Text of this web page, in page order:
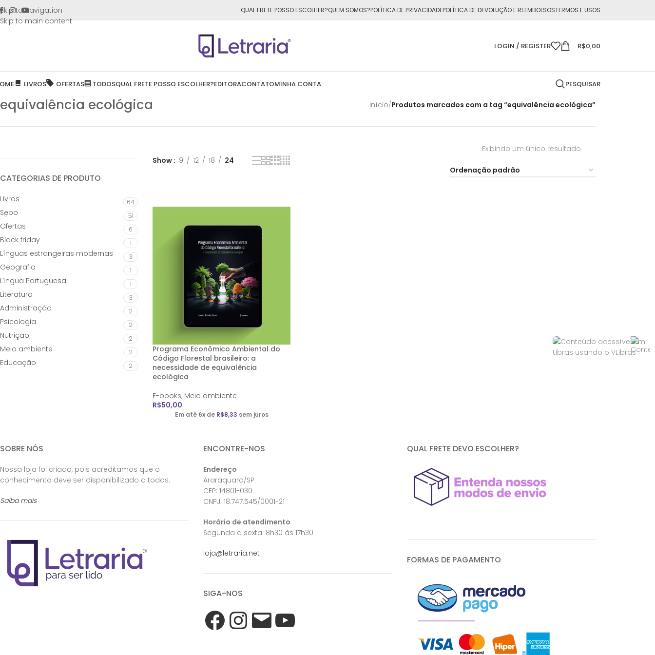
Skip to navigation
Skip to main content
para todo o Brasil nas compras acima de R$50,00
QUAL FRETE POSSO ESCOLHER?QUEM SOMOS?POLÍTICA DE PRIVACIDADEPOLÍTICA DE DEVOLUÇÃO E REEMBOLSOSTERMOS E USOS
LOGIN / REGISTER R$0,00
LIVROS OFERTAS TODOSQUAL FRETE POSSO ESCOLHER?EDITORACONTATOMINHA CONTA PESQUISAR
equivalência ecológica Início/Produtos marcados com a tag “equivalência ecológica”
CATEGORIAS DE PRODUTO
Livros 64
Sebo 51
Ofertas 6
Black friday 1
Línguas estrangeiras modernas 3
Geografia 1
Língua Portuguesa 1
Literatura 3
Administração 2
Psicologia 2
Nutrição 2
Meio ambiente 2
Educação 2
Show 9 12 18 24
Exibindo um único resultado
Programa Econômico Ambiental do
Código Florestal brasileiro: a
necessidade de equivalência
ecológica
E-books, Meio ambiente
R$50,00
Em até 6x de R$8,33 sem juros
SOBRE NÓS
Nossa loja foi criada, pois acreditamos que o
conhecimento deve ser disponibilizado a todos.
Saiba mais
ENCONTRE-NOS
Endereço
Araraquara/SP
CEP: 14801-030
CNPJ: 18.747.545/0001-21
Horário de atendimento
Segunda a sexta: 8h30 às 17h30
loja@letraria.net
SIGA-NOS
QUAL FRETE DEVO ESCOLHER?
FORMAS DE PAGAMENTO